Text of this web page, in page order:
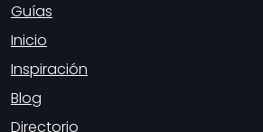
Guías
Inicio
Inspiración
Blog
Directorio